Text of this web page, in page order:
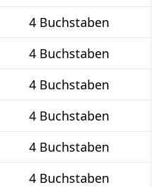
4 Buchstaben
4 Buchstaben
4 Buchstaben
4 Buchstaben
4 Buchstaben
4 Buchstaben